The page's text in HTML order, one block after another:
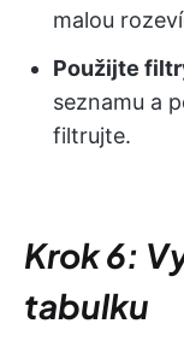
malou
Použijte
seznamu a
filtrujte.
Krok 6:
tabulku